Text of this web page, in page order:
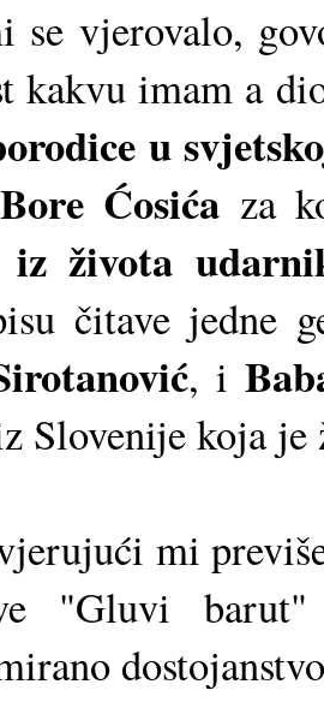
se vjerovalo,
kakvu imam a
u
Bore Ćosića za
života
čitave jedne
, i
Slovenije koja je
mi
"Gluvi barut"